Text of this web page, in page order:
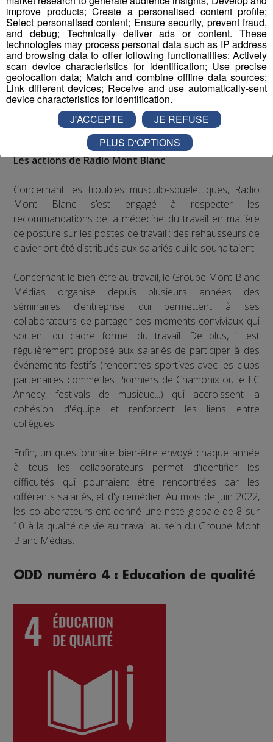
réduire les accidents du travail et les situations à
risques ainsi que les troubles musculo-
squelettiques et les risques psycho-sociaux
Sensibiliser ses employés aux risques liés à la
sédentarité lors d’une journée de travail
Soutenir les campagnes préventives de santé
publique sur les maladies graves, telles que le
VIH/SIDA, le cancer, les maladies
cardiovasculaires, le paludisme, la tuberculose ou
Les actions de Radio Mont Blanc
Concernant les troubles musculo-squelettiques, Radio
Mont Blanc s’est engagé à respecter les
recommandations de la médecine du travail en matière
de posture sur les postes de travail : des rehausseurs de
clavier ont été distribués aux salariés qui le souhaitaient.
Concernant le bien-être au travail, le Groupe Mont Blanc
Médias organise depuis plusieurs années des
séminaires d’entreprise qui permettent à ses
collaborateurs de partager des moments conviviaux qui
sortent du cadre formel du travail. De plus, il est
régulièrement proposé aux salariés de participer à des
événements festifs (rencontres sportives avec les clubs
partenaires comme les Pionniers de Chamonix ou le FC
Annecy, festivals de musique...) qui accroissent la
cohésion d'équipe et renforcent les liens entre
collègues.
Enfin, un questionnaire bien-être envoyé chaque année
à tous les collaborateurs permet d'identifier les
difficultés qui pourraient être rencontrées par les
différents salariés, et d'y remédier. Au mois de juin 2022,
les collaborateurs ont donné une note globale de 8 sur
10 à la qualité de vie au travail au sein du Groupe Mont
Blanc Médias.
ODD numéro 4 : Education de qualité
improve products; Create a personalised content profile;
Select personalised content; Ensure security, prevent fraud,
and debug; Technically deliver ads or content. These
technologies may process personal data such as IP address
and browsing data to offer following functionalities: Actively
scan device characteristics for identification; Use precise
geolocation data; Match and combine offline data sources;
Link different devices; Receive and use automatically-sent
device characteristics for identification.
J'ACCEPTE
JE REFUSE
PLUS D'OPTIONS